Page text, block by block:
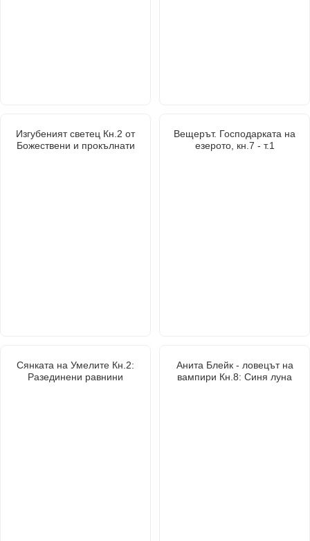
Изгубеният светец Кн.2 от
Божествени и прокълнати
Вещерът. Господарката на
езерото, кн.7 - т.1
Сянката на Умелите Кн.2:
Разединени равнини
Анита Блейк - ловецът на
вампири Кн.8: Синя луна